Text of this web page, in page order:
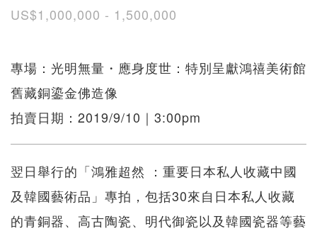
US$1,000,000 - 1,500,000
專場：光明無量・應身度世：特別呈獻鴻禧美術館
舊藏銅鎏金佛造像
拍賣日期：2019/9/10｜3:00pm
翌日舉行的「鴻雅超然 ：重要日本私人收藏中國
及韓國藝術品」專拍，包括30來自日本私人收藏
的青銅器、高古陶瓷、明代御瓷以及韓國瓷器等藝